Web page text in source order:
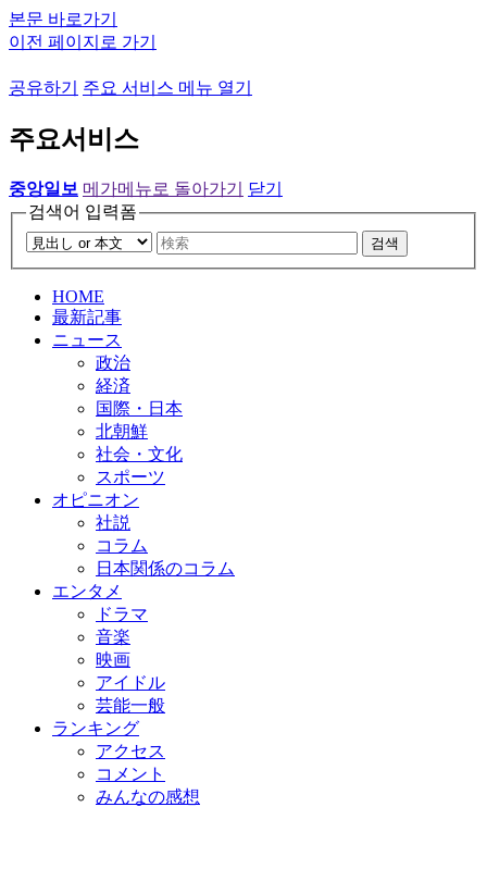
본문 바로가기
이전 페이지로 가기
공유하기 주요 서비스 메뉴 열기
주요서비스
중앙일보 메가메뉴로 돌아가기
닫기
검색어 입력폼
검색
HOME
最新記事
ニュース
政治
経済
国際・日本
北朝鮮
社会・文化
スポーツ
オピニオン
社説
コラム
日本関係のコラム
エンタメ
ドラマ
音楽
映画
アイドル
芸能一般
ランキング
アクセス
コメント
みんなの感想